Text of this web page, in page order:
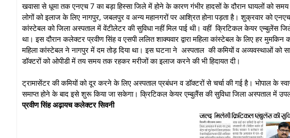
खवासा से धूमा तक एनएच 7 का बड़ा हिस्सा जिले में होने के कारण गंभीर हादसों के दौरान घायलों को
लोगों को इलाज के लिए नागपुर, जबलपुर व अन्य महानगरों पर आश्रित होना पड़ता है। शुक्रवार को एनएच
कांस्टेबल को जिला अस्पताल में वेंटीलेटर की सुविधा नहीं मिल पाई थी। वहीं क्रिटिकल केयर एम्बुलेंस
था। इस दौरान कलेक्टर प्रवीण सिंह व एसपी ललित शाक्यवार द्वारा महिला कांस्टेबल के लिए हर
महिला कांस्टेबल ने नागपुर में दम तोड़ दिया था। इस घटना ने अस्पताल की कमियों व अव्यवस्थाओं को
डॉक्टरों को ओपीडी में तय समय तक रहकर मरीजों का इलाज करने की भी हिदायत दी।
ट्रामासेंटर की कमियों को दूर करने के लिए अस्पताल प्रबंधन व डॉक्टरों से चर्चा की गई है। भोपाल के
समाप्त होने के बाद इसे शुरू किया जा सकेगा। क्रिटिकल केयर एम्बुलैंस की सुविधा जिला अस्पताल में
प्रवीण सिंह अढ़ायच कलेक्टर सिवनी